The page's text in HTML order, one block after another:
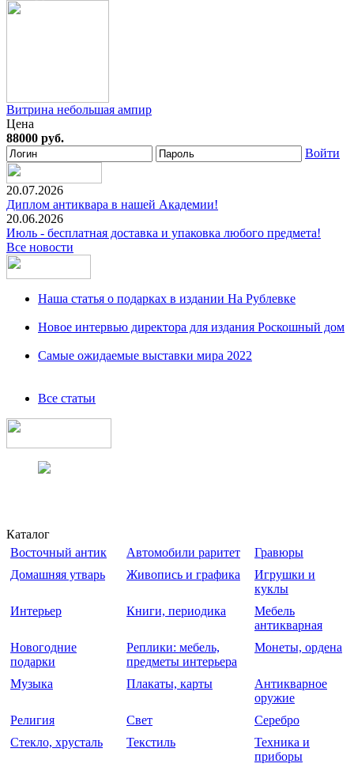
Витрина небольшая ампир
Цена
88000 руб.
Войти
20.07.2026
Диплом антиквара в нашей Академии!
20.06.2026
Июль - бесплатная доставка и упаковка любого предмета!
Все новости
Наша статья о подарках в издании На Рублевке
Новое интервью директора для издания Роскошный дом
Самые ожидаемые выставки мира 2022
Все статьи
Каталог
Восточный антик
Автомобили раритет
Гравюры
Домашняя утварь
Живопись и графика
Игрушки и
куклы
Интерьер
Книги, периодика
Мебель
антикварная
Новогодние
подарки
Реплики: мебель,
предметы интерьера
Монеты, ордена
Музыка Плакаты, карты
Антикварное
оружие
Религия
Свет
Серебро
Стекло, хрусталь
Текстиль
Техника и
приборы